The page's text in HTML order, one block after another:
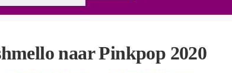
naar Pinkpop 2020